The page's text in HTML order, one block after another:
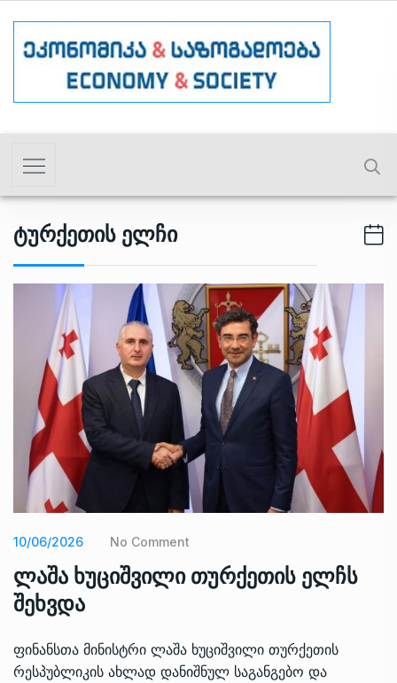
Ტურქეთის Ელჩი
10/06/2026 No Comment
ლაშა ხუციშვილი თურქეთის ელჩს
შეხვდა
ფინანსთა მინისტრი ლაშა ხუციშვილი თურქეთის
რესპუბლიკის ახლად დანიშნულ საგანგებო და